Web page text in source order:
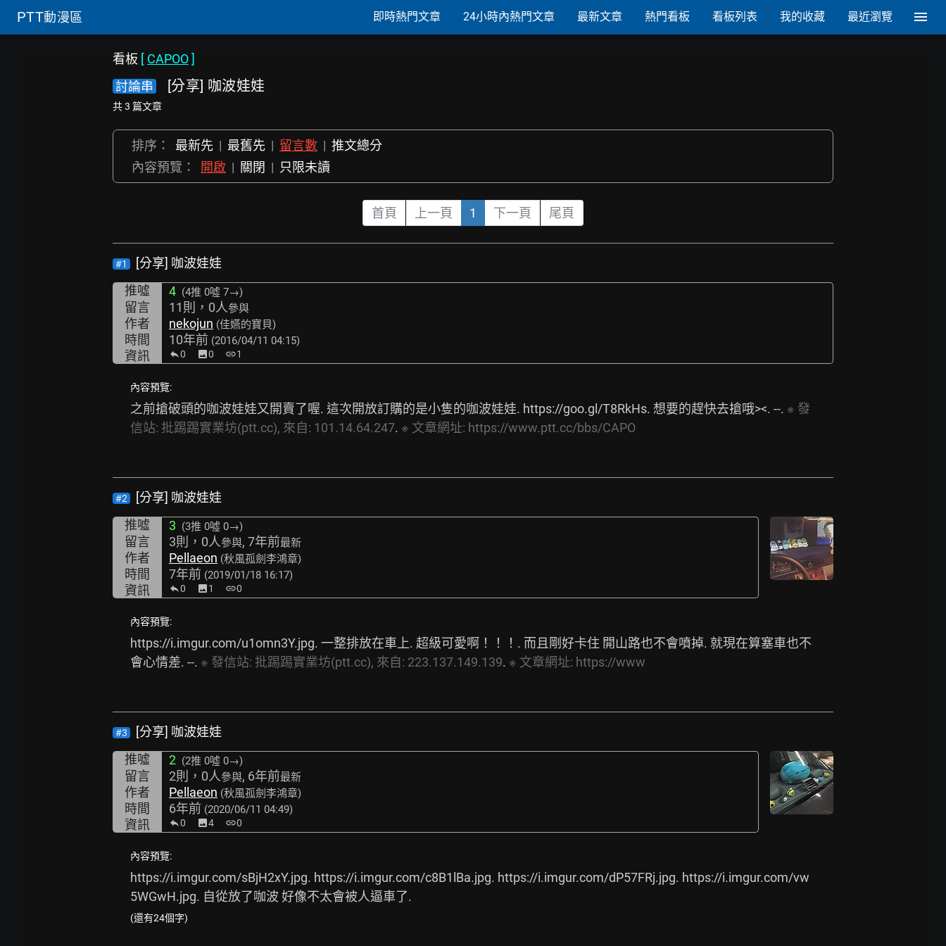
PTT動漫區 即時熱門文章 24小時內熱門文章 最新文章 熱門看板 看板列表 我的收藏 最近瀏覽
看板 [ CAPOO]
討論串
[分享] 咖波娃娃
共 3 篇文章
排序： 最新先 | 最舊先 | 留言數 | 推文總分
內容預覽：
開啟 | 關閉 | 只限未讀
首頁 上一頁 1 下一頁 尾頁
#1
[分享] 咖波娃娃
推噓
4 (4推 0噓 7→)
留言 11則，0人參與
作者 nekojun (佳嬿的寶貝)
時間 10年前 (2016/04/11 04:15)
資訊 0 image0 link1
內容預覽:
之前搶破頭的咖波娃娃又開賣了喔. 這次開放訂購的是小隻的咖波娃娃. https://goo.gl/T8RkHs. 想要的趕快去搶哦><. --. ※ 發
信站: 批踢踢實業坊(ptt.cc), 來自: 101.14.64.247. ※ 文章網址: https://www.ptt.cc/bbs/CAPO
#2
[分享] 咖波娃娃
推噓
3 (3推 0噓 0→)
留言 3則，0人參與, 7年前最新
作者 Pellaeon (秋風孤劍李鴻章)
時間 7年前 (2019/01/18 16:17)
資訊 0 image1 link0
內容預覽:
https://i.imgur.com/u1omn3Y.jpg. 一整排放在車上. 超級可愛啊！！！. 而且剛好卡住 開山路也不會噴掉. 就現在算塞車也不
會心情差. --. ※ 發信站: 批踢踢實業坊(ptt.cc), 來自: 223.137.149.139. ※ 文章網址: https://www
#3
[分享] 咖波娃娃
推噓
2 (2推 0噓 0→)
留言 2則，0人參與, 6年前最新
作者 Pellaeon (秋風孤劍李鴻章)
時間 6年前 (2020/06/11 04:49)
資訊 0 image4 link0
內容預覽:
https://i.imgur.com/sBjH2xY.jpg. https://i.imgur.com/c8B1lBa.jpg. https://i.imgur.com/dP57FRj.jpg. https://i.imgur.com/vw
5WGwH.jpg. 自從放了咖波 好像不太會被人逼車了.
(還有24個字)